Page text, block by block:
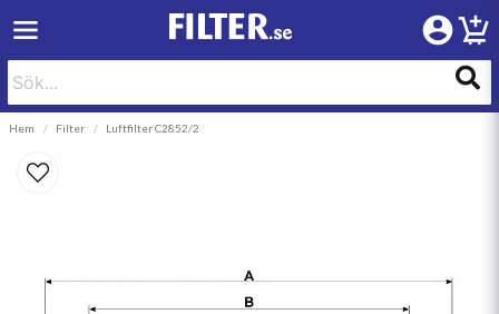
Hem Filter Luftfilter C2852/2